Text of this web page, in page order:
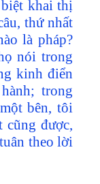
biệt khai thị
thứ nhất
là pháp?
nói trong
kinh điển
trong
bên, tôi
cũng được,
theo lời